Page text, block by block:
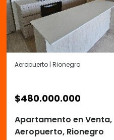
Aeropuerto | Rionegro
$480.000.000
Apartamento en Venta,
Aeropuerto, Rionegro